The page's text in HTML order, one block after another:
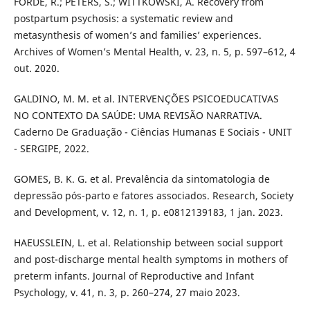
postpartum psychosis: a systematic review and
metasynthesis of women’s and families’ experiences.
Archives of Women’s Mental Health, v. 23, n. 5, p. 597–612, 4
out. 2020.
GALDINO, M. M. et al. INTERVENÇÕES PSICOEDUCATIVAS
NO CONTEXTO DA SAÚDE: UMA REVISÃO NARRATIVA.
Caderno De Graduação - Ciências Humanas E Sociais - UNIT
- SERGIPE, 2022.
GOMES, B. K. G. et al. Prevalência da sintomatologia de
depressão pós-parto e fatores associados. Research, Society
and Development, v. 12, n. 1, p. e0812139183, 1 jan. 2023.
HAEUSSLEIN, L. et al. Relationship between social support
and post-discharge mental health symptoms in mothers of
preterm infants. Journal of Reproductive and Infant
Psychology, v. 41, n. 3, p. 260–274, 27 maio 2023.